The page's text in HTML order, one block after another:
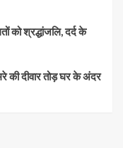
को श्रद्धांजलि, दर्द के
दीवार तोड़ घर के अंदर